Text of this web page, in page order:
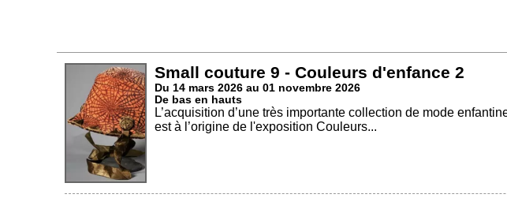
Small couture 9 - Couleurs d'enfance 2
Du 14 mars 2026 au 01 novembre 2026
De bas en hauts
L’acquisition d’une très importante collection de mode
est à l’origine de l'exposition Couleurs...